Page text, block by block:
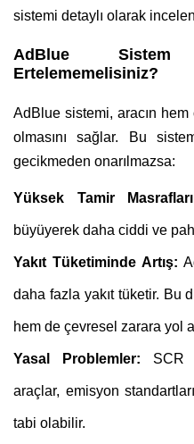
sistemi detaylı olarak
AdBlue Sistem
Ertelememelisiniz?
AdBlue sistemi, aracın
olmasını sağlar. Bu
gecikmeden onarılmazsa:
Yüksek Tamir
büyüyerek daha ciddi ve
Yakıt Tüketiminde Artış:
daha fazla yakıt tüketir. Bu
hem de çevresel zarara yol
Yasal Problemler: SCR
araçlar, emisyon
tabi olabilir.